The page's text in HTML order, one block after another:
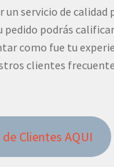
un servicio de calidad
pedido podrás
como fue tu
clientes
Clientes AQUI